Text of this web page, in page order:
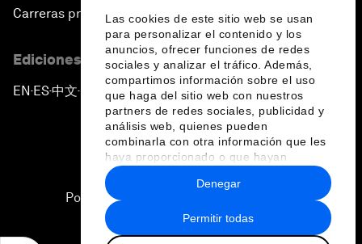
Las cookies de este sitio web se usan
para personalizar el contenido y los
anuncios, ofrecer funciones de redes
sociales y analizar el tráfico. Además,
compartimos información sobre el uso
que haga del sitio web con nuestros
partners de redes sociales, publicidad y
análisis web, quienes pueden
combinarla con otra información que les
haya proporcionado o que hayan
recopilado a partir del uso que haya
hecho de sus servicios.
Permitir todas
Denegar
Carreras profesionales
Ediciones en otros idiomas
EN ▪ES▪中文▪ 日本語
Política de privacidad y normas de uso
Sitemap